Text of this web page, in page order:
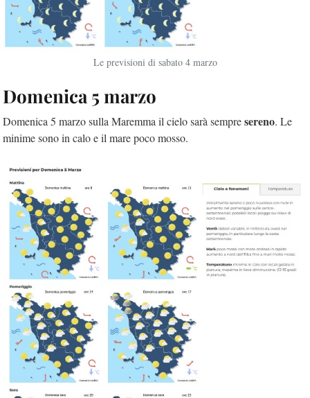
Le previsioni di sabato 4 marzo
Domenica 5 marzo
Domenica 5 marzo sulla Maremma il cielo sarà sempresereno. Le
minime sono in calo e il mare poco mosso.